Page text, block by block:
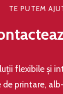
TE PUTEM
flexibile şi
printare,